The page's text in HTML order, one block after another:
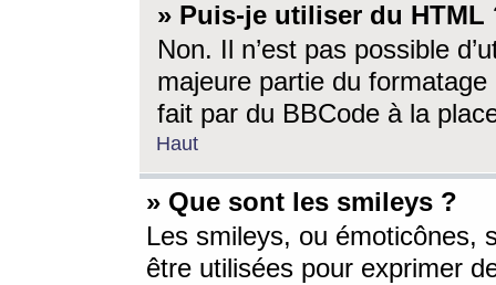
» Puis-je utiliser du HTML
Non. Il n’est pas possible
majeure partie du
fait par du BBCode à la
Haut
» Que sont les smileys ?
Les smileys, ou émoticônes,
être utilisées pour exprimer